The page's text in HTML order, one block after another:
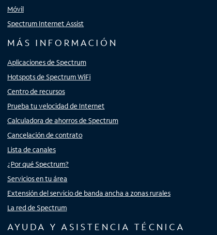
Móvil
Spectrum Internet Assist
MÁS INFORMACIÓN
Aplicaciones de Spectrum
Hotspots de Spectrum WiFi
Centro de recursos
Prueba tu velocidad de Internet
Calculadora de ahorros de Spectrum
Cancelación de contrato
Lista de canales
¿Por qué Spectrum?
Servicios en tu área
Extensión del servicio de banda ancha a zonas rurales
La red de Spectrum
AYUDA Y ASISTENCIA TÉCNICA